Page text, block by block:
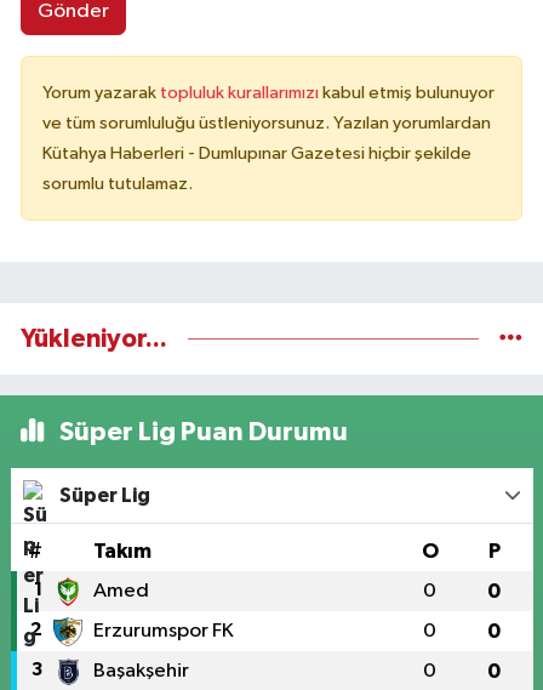
Gönder
Yorum yazarak topluluk kurallarımızı kabul etmiş bulunuyor
ve tüm sorumluluğu üstleniyorsunuz. Yazılan yorumlardan
Kütahya Haberleri - Dumlupınar Gazetesi hiçbir şekilde
sorumlu tutulamaz.
Yükleniyor...
Süper Lig Puan Durumu
Süper Lig
# Takım O P
1 Amed 0 0
2 Erzurumspor FK 0 0
3 Başakşehir 0 0